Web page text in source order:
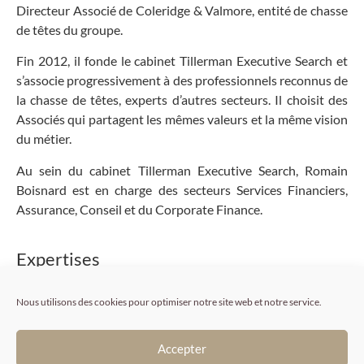
Nous utilisons des cookies pour optimiser notre site web et notre service.
Accepter
Directeur Associé de Coleridge & Valmore, entité de chasse
de têtes du groupe.
Fin 2012, il fonde le cabinet Tillerman Executive Search et
s’associe progressivement à des professionnels reconnus de
la chasse de têtes, experts d’autres secteurs. Il choisit des
Associés qui partagent les mêmes valeurs et la même vision
du métier.
Au sein du cabinet Tillerman Executive Search, Romain
Boisnard est en charge des secteurs Services Financiers,
Assurance, Conseil et du Corporate Finance.
Expertises
Banque, Finance, Assurance et Conseil